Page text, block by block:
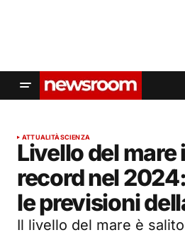
ATTUALITÀSCIENZA
Livello del mare
record nel
le previsioni
Il livello del mare è